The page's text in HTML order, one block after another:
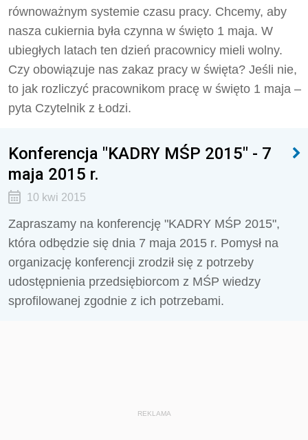
równoważnym systemie czasu pracy. Chcemy, aby
nasza cukiernia była czynna w święto 1 maja. W
ubiegłych latach ten dzień pracownicy mieli wolny.
Czy obowiązuje nas zakaz pracy w święta? Jeśli nie,
to jak rozliczyć pracownikom pracę w święto 1 maja –
pyta Czytelnik z Łodzi.
Konferencja "KADRY MŚP 2015" - 7
maja 2015 r.
10 kwi 2015
Zapraszamy na konferencję "KADRY MŚP 2015",
która odbędzie się dnia 7 maja 2015 r. Pomysł na
organizację konferencji zrodził się z potrzeby
udostępnienia przedsiębiorcom z MŚP wiedzy
sprofilowanej zgodnie z ich potrzebami.
REKLAMA